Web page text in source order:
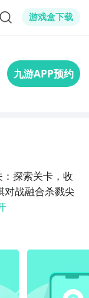
游戏盒下载
探索关卡，收
战融合杀戮尖